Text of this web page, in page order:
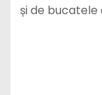
și de bucatele